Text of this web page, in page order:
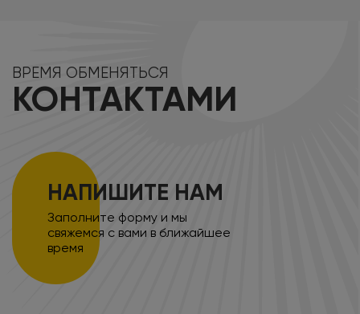
ВРЕМЯ ОБМЕНЯТЬСЯ
КОНТАКТАМИ
НАПИШИТЕ НАМ
Заполните форму и мы
свяжемся с вами в ближайшее
время